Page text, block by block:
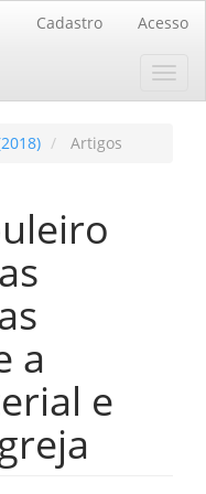
Cadastro Acesso
Artigos
a
e